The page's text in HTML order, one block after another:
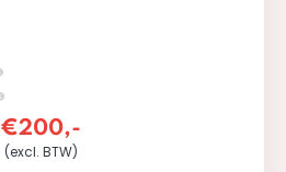
€200,-
(excl. BTW)